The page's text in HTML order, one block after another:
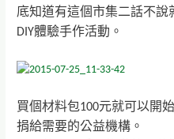
底知道有這個市集二話不說
DIY體驗手作活動。
買個材料包100元就可以開
捐給需要的公益機構。